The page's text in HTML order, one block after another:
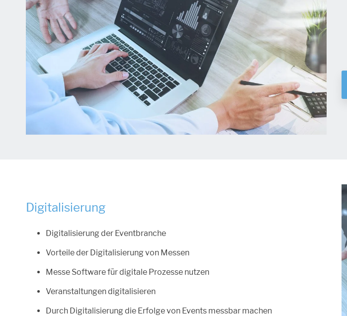
Digitalisierung
Digitalisierung der Eventbranche
Vorteile der Digitalisierung von Messen
Messe Software für digitale Prozesse nutzen
Veranstaltungen digitalisieren
Durch Digitalisierung die Erfolge von Events messbar machen